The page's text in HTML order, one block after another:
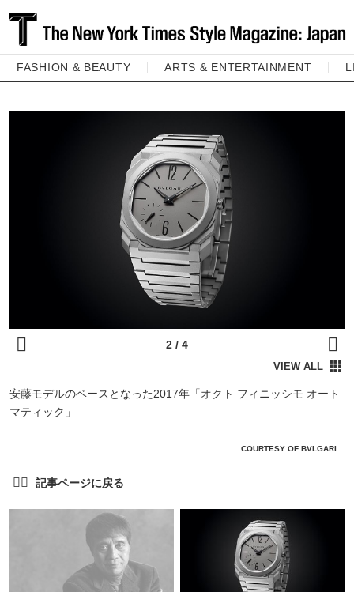
FASHION & BEAUTY ARTS & ENTERTAINMENT
安藤モデルのベースとなった2017年「オクト フィニッシモ オート
マティック」
COURTESY OF BVLGARI